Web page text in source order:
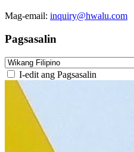
Mag-email: inquiry@hwalu.com
Pagsasalin
I-edit ang Pagsasalin